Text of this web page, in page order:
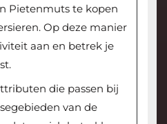
Pietenmuts te kopen
Op deze manier
aan en betrek je
die passen bij
van de